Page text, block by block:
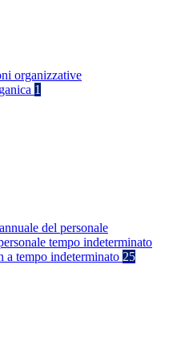
organizzative
1
del personale
tempo indeterminato
a tempo indeterminato 25